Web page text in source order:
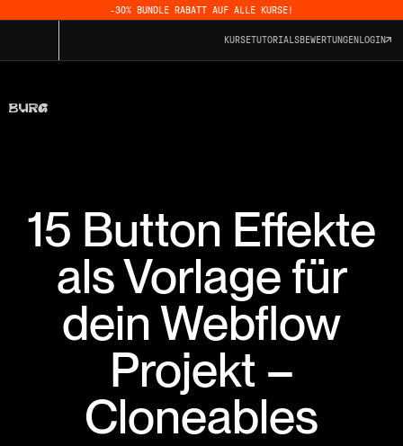
-30% BUNDLE RABATT AUF ALLE KURSE!
KURSETUTORIALSBEWERTUNGEN LOGIN
15 Button Effekte
als Vorlage für
dein Webflow
Projekt –
Cloneables